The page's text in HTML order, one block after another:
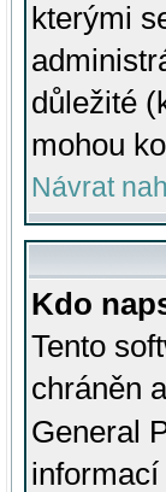
kterými
důležité
mohou
Návrat
Kdo
Tento
chráněn
General